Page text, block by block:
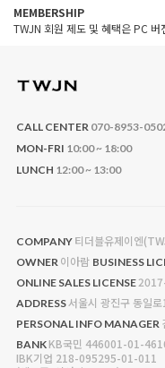
MEMBERSHIP
TWJN 회원 제도 및 혜택은 PC
CALL CENTER 070-8953-
MON-FRI 10:00 ~ 18:00
LUNCH 12:00 ~ 13:00
COMPANY 티더블유제이엔
OWNER 이아람 BUSINESS
ONLINE SALES LICENSE
ADDRESS서울시 광진구 동일
PERSONAL INFO MANAGER
BANK KB국민 446001-01-
IBK기업 218-095295-01-011